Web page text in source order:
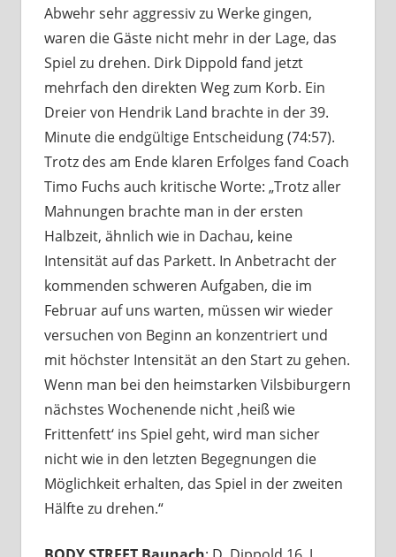
Abwehr sehr aggressiv zu Werke gingen,
waren die Gäste nicht mehr in der Lage, das
Spiel zu drehen. Dirk Dippold fand jetzt
mehrfach den direkten Weg zum Korb. Ein
Dreier von Hendrik Land brachte in der 39.
Minute die endgültige Entscheidung (74:57).
Trotz des am Ende klaren Erfolges fand Coach
Timo Fuchs auch kritische Worte: „Trotz aller
Mahnungen brachte man in der ersten
Halbzeit, ähnlich wie in Dachau, keine
Intensität auf das Parkett. In Anbetracht der
kommenden schweren Aufgaben, die im
Februar auf uns warten, müssen wir wieder
versuchen von Beginn an konzentriert und
mit höchster Intensität an den Start zu gehen.
Wenn man bei den heimstarken Vilsbiburgern
nächstes Wochenende nicht ‚heiß wie
Frittenfett‘ ins Spiel geht, wird man sicher
nicht wie in den letzten Begegnungen die
Möglichkeit erhalten, das Spiel in der zweiten
Hälfte zu drehen.“